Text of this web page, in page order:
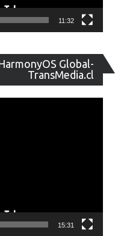
11:32
Global-
TransMedia.cl
de
15:31